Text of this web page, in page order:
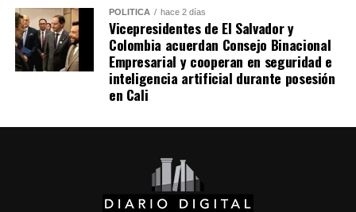
explosión en 2019, en el estado de Hidalgo, dejando un
saldo de 137 personas fallecidas.
POLÍTICA hace 2 días
Vicepresidentes de El Salvador y
Colombia acuerdan Consejo Binacional
Empresarial y cooperan en seguridad e
inteligencia artificial durante posesión
en Cali